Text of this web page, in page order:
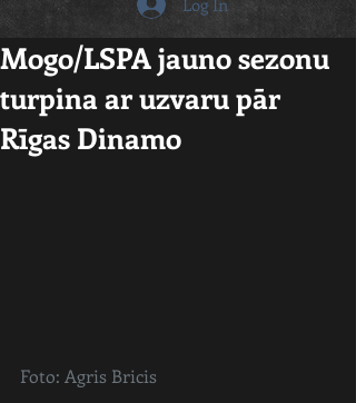
Mogo/LSPA jauno sezonu
turpina ar uzvaru pār
Rīgas Dinamo
Foto: Agris Bricis